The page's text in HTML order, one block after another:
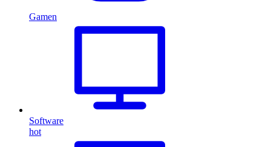
Gamen
Software
hot